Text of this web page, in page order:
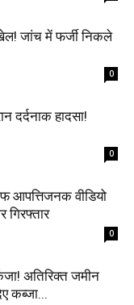
जांच में फर्जी निकले
0
दर्दनाक हादसा!
0
आपत्तिजनक वीडियो
गिरफ्तार
0
अतिरिक्त जमीन
कब्जा...